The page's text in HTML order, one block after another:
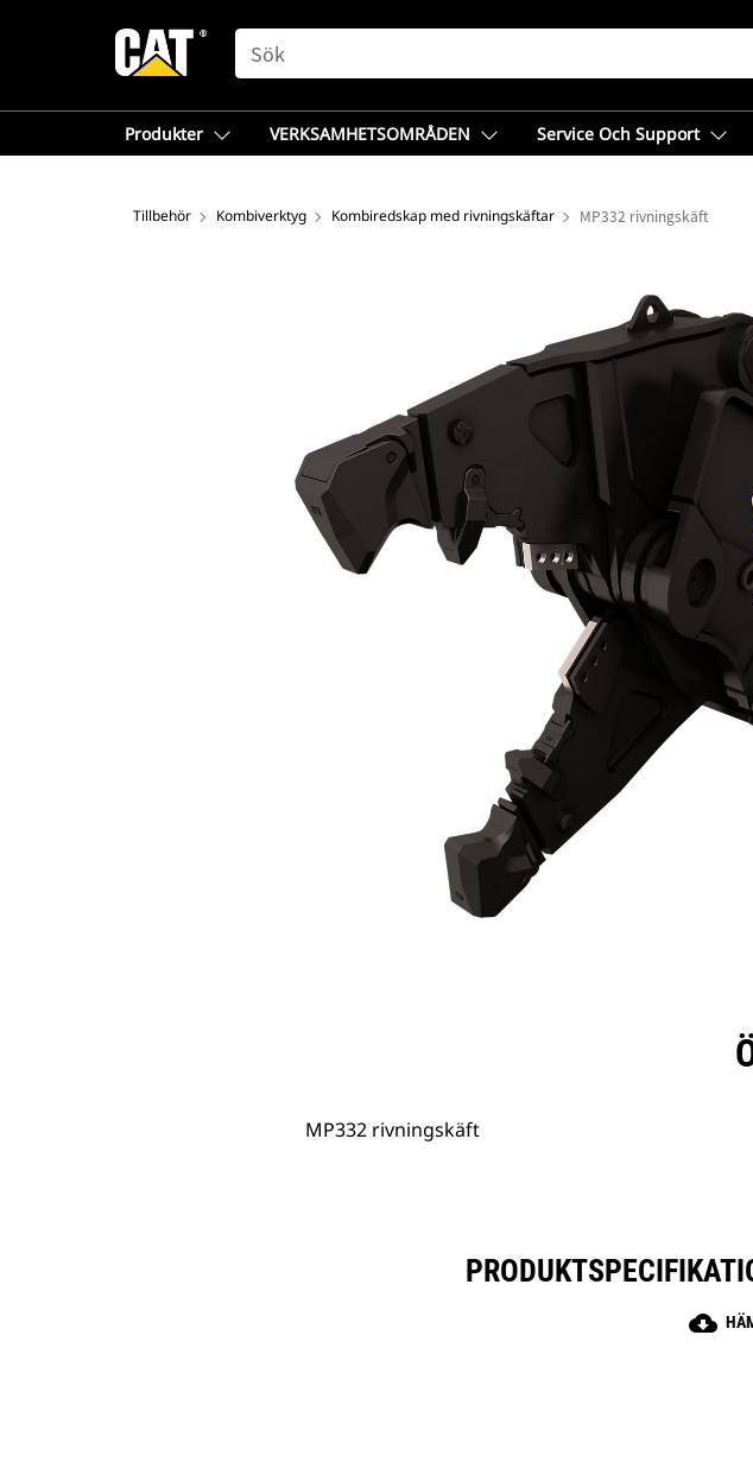
SEARCH
Produkter VERKSAMHETSOMRÅDEN Service Och Support
Tillbehör Kombiverktyg Kombiredskap med rivningskäftar MP332 rivningskäft
Specifikationer
MP332 rivningskäft
cloud_download